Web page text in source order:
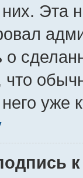
Эта
о
уже